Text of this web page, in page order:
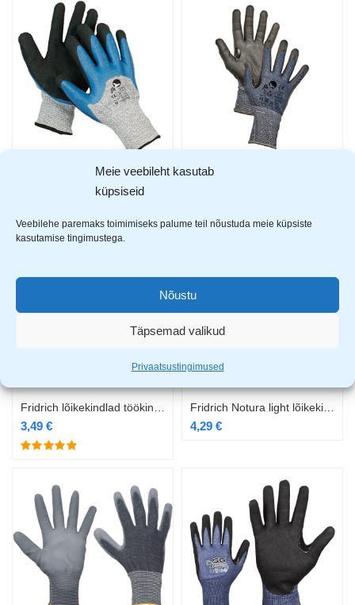
Meie veebileht kasutab
küpsiseid
Veebilehe paremaks toimimiseks palume teil nõustuda meie küpsiste
kasutamise tingimustega.
Nõustu
Täpsemad valikud
Privaatsustingimused
FH Lagopus lõikekindlad töökindad
3,49 € 4,29 €